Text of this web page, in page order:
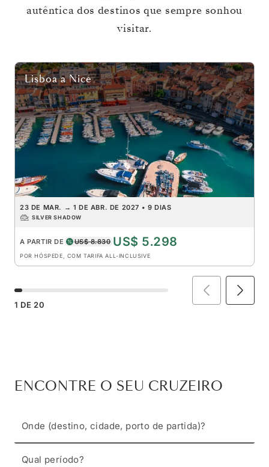
autêntica dos destinos que sempre sonhou
visitar.
Lisboa a Nice
23 DE MAR. → 1 DE ABR. DE 2027 • 9 DIAS
SILVER SHADOW
A PARTIR DE US$ 8.830 US$ 5.298
POR HÓSPEDE, COM TARIFA ALL-INCLUSIVE
1 DE 20
ENCONTRE O SEU CRUZEIRO
Onde (destino, cidade, porto de partida)?
Qual período?